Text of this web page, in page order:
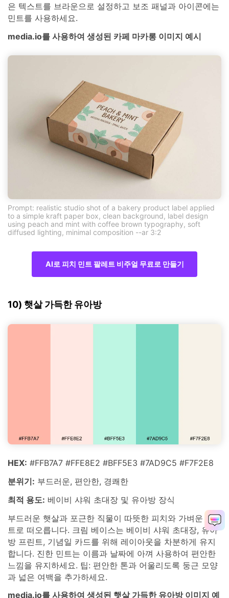
은 텍스트를 브라운으로 설정하고 보조 패널과 아이콘에는
민트를 사용하세요.
media.io를 사용하여 생성된 카페 마카롱 이미지 예시
Prompt: realistic studio shot of a bakery product label applied
to a simple kraft paper box, clean background, label design
using peach and mint with coffee brown typography, soft
diffused lighting, minimal composition --ar 3:2
AI로 피치 민트 팔레트 비주얼 무료로 만들기
10) 햇살 가득한 유아방
HEX: #FFB7A7 #FFE8E2 #BFF5E3 #7AD9C5 #F7F2E8
분위기: 부드러운, 편안한, 경쾌한
최적 용도: 베이비 샤워 초대장 및 유아방 장식
부드러운 햇살과 포근한 직물이 따뜻한 피치와 가벼운 민
트로 떠오릅니다. 크림 베이스는 베이비 샤워 초대장, 유아
방 프린트, 기념일 카드를 위해 레이아웃을 차분하게 유지
합니다. 진한 민트는 이름과 날짜에 아껴 사용하여 편안한
느낌을 유지하세요. 팁: 편안한 톤과 어울리도록 둥근 모양
과 넓은 여백을 추가하세요.
media.io를 사용하여 생성된 햇살 가득한 유아방 이미지 예